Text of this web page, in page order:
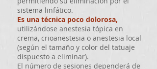
sistema linfático.
Es una técnica poco dolorosa,
utilizándose anestesia tópica en
crema, crioanestesia o anestesia local
(según el tamaño y color del tatuaje
dispuesto a eliminar).
El número de sesiones dependerá de